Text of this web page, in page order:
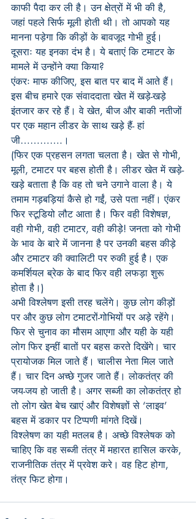
काफी पैदा कर ली है। उन क्षेत्रों में भी की है,
जहां पहले सिर्फ मूली होती थी। तो आपको यह
मानना पड़ेगा कि कीड़ों के बावजूद गोभी हुई।
दूसराः यह इनका दंभ है। ये बताएं कि टमाटर के
मामले में उन्होंने क्या किया?
एंकरः माफ कीजिए, इस बात पर बाद में आते हैं।
इस बीच हमारे एक संवाददाता खेत में खड़े-खड़े
इंतजार कर रहे हैं। वे खेत, बीज और बाकी नतीजों
पर एक महान लीडर के साथ खड़े हैं- हां
जी………….।
(फिर एक प्रहसन लगता चलता है। खेत से गोभी,
मूली, टमाटर पर बहस होती है। लीडर खेत में खड़े-
खड़े बताता है कि वह तो चने उगाने वाला है। ये
तमाम गड़बड़ियां कैसे हो गईं, उसे पता नहीं। एंकर
फिर स्टूडियो लौट आता है। फिर वही विशेषज्ञ,
वही गोभी, वही टमाटर, वही कीड़े! जनता को गोभी
के भाव के बारे में जानना है पर उनकी बहस कीड़े
और टमाटर की क्वालिटी पर रुकी हुई है। एक
कमर्शियल ब्रेक के बाद फिर वही लफड़ा शुरू
होता है।)­­
अभी विश्लेषण इसी तरह चलेंगे। कुछ लोग कीड़ों
पर और कुछ लोग टमाटरों-गोभियों पर अड़े रहेंगे।
फिर से चुनाव का मौसम आएगा और यही के यही
लोग फिर इन्हीं बातों पर बहस करते दिखेंगे। चार
प्रायोजक मिल जाते हैं। चालीस नेता मिल जाते
हैं। चार दिन अच्छे गुजर जाते हैं। लोकतंत्र की
जय-जय हो जाती है। अगर सब्जी का लोकतंत्र हो
तो लोग खेत बेच खाएं और विशेषज्ञों से ‘लाइव’
बहस में डकार पर टिप्पणी मांगते दिखें।
विश्लेषण का यही मतलब है। अच्छे विश्लेषक को
चाहिए कि वह सब्जी तंत्र में महारत हासिल करके,
राजनीतिक तंत्र में प्रवेश करे। वह हिट होगा,
तंत्र फिट होगा।